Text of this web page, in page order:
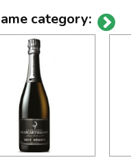
category: